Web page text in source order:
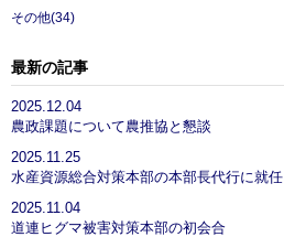
その他(34)
最新の記事
2025.12.04
農政課題について農推協と懇談
2025.11.25
水産資源総合対策本部の本部長代行に就任
2025.11.04
道連ヒグマ被害対策本部の初会合